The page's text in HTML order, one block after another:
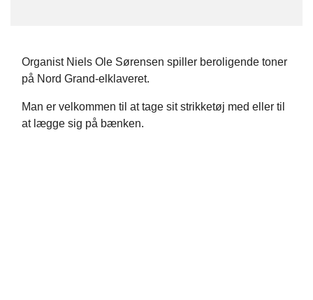
Organist Niels Ole Sørensen spiller beroligende toner
på Nord Grand-elklaveret.
Man er velkommen til at tage sit strikketøj med eller til
at lægge sig på bænken.